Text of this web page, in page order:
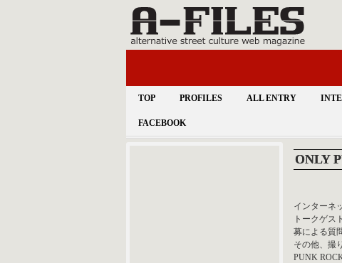
TOP PROFILES ALL ENTRY
FACEBOOK
ONLY
インターネ
トークゲス
募による質
その他、撮
PUNK